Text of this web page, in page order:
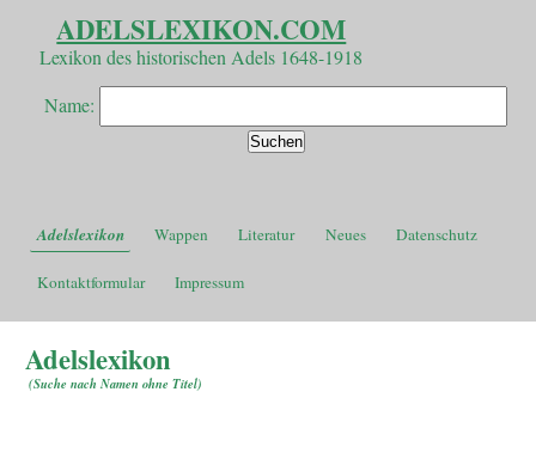
ADELSLEXIKON.COM
Lexikon des historischen Adels 1648-1918
Name:
Adelslexikon Wappen Literatur Neues Datenschutz
Kontaktformular Impressum
Adelslexikon
(Suche nach Namen ohne Titel)